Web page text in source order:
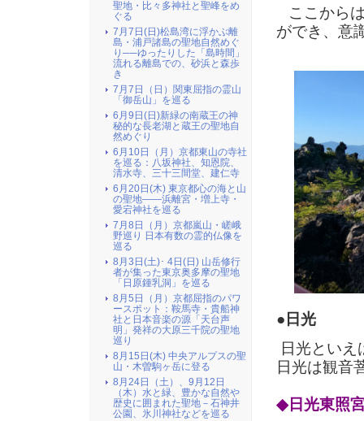
ここから
ができ、意
●日光
日光とい
日光は観音
◆日光東照
聖地・比々多神社と聖峰をめ
ぐる
7月7日(日)松島湾に浮かぶ離
島・浦戸諸島の聖地自然めぐ
り──ゆったりした「島時間」
流れる離島での、砂浜と森歩
き
7月7日（日）関東屈指の霊山
「御岳山」を巡る
6月9日(日)新緑の南蔵王の神
秘的な長老湖と蔵王の聖地自
然めぐり
6月10日（月）京都東山の寺社
を巡る：八坂神社、知恩院、
清水寺、三十三間堂、建仁寺
6月20日(木) 東京都心の海と山
の聖地――浜離宮・増上寺・
愛宕神社を巡る
7月8日（月）京都嵐山・嵯峨
野巡り 日本有数の霊的仏像を
巡る
8月3日(土)･ 4日(日) 山岳修行
者が集った東京奥多摩の聖地
「日原鍾乳洞」を巡る
8月5日（月）京都屈指のパワ
ースポット：鞍馬寺・貴船神
社と日本音楽の源「天台声
明」発祥の大原三千院の聖地
巡り
8月15日(木) 中央アルプスの聖
山・木曽駒ヶ岳に登る
8月24日（土）、9月12日
（木）水と緑、豊かな自然や
歴史に囲まれた聖地－石神井
公園、氷川神社などを巡る